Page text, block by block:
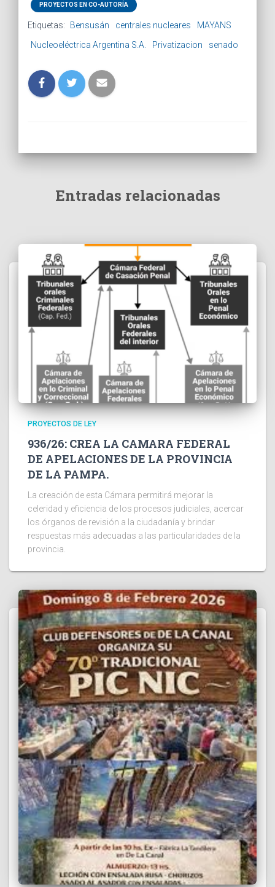
PROYECTOS EN CO-AUTORÍA
Etiquetas: Bensusán centrales nucleares
MAYANS
Nucleoeléctrica Argentina S.A.
Privatizacion senado
Entradas relacionadas
PROYECTOS DE LEY
936/26: CREA LA CAMARA FEDERAL
DE APELACIONES DE LA PROVINCIA
DE LA PAMPA.
La creación de esta Cámara permitirá mejorar la
celeridad y eficiencia de los procesos judiciales, acercar
los órganos de revisión a la ciudadanía y brindar
respuestas más adecuadas a las particularidades de la
provincia.